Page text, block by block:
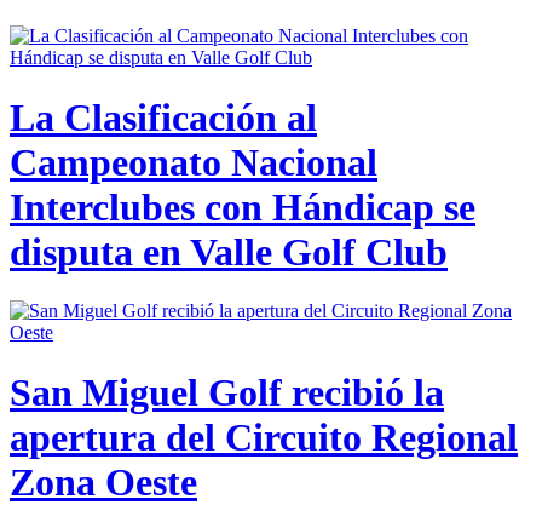
La Clasificación al
Campeonato Nacional
Interclubes con Hándicap se
disputa en Valle Golf Club
San Miguel Golf recibió la
apertura del Circuito Regional
Zona Oeste